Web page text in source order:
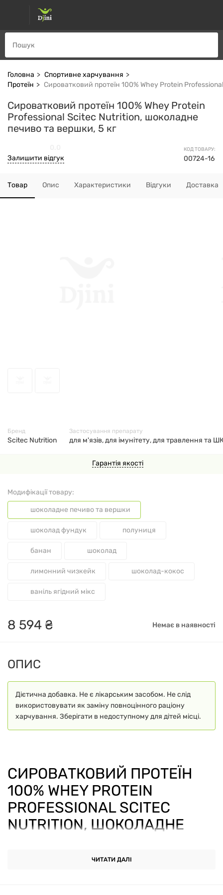
Головна
Спортивне харчування
Протеїн
Сироватковий протеїн 100% Whey Protein
Сироватковий протеїн 100% Whey Protein
Professional Scitec Nutrition, шоколадне
печиво та вершки, 5 кг
КОД ТОВАРУ:
00724-16
Залишити відгук
Товар Опис Характеристики Відгуки Доставка
Гарантія якості
Модифікації товару:
шоколадне печиво та вершки
шоколад фундук полуниця
банан шоколад
лимонний чизкейк шоколад-кокос
ваніль ягідний мікс
8 594 ₴ Немає в наявності
Бренд
Scitec Nutrition
Застосування препарату
для м'язів, для імунітету, для травлення та
ОПИС
Дієтична добавка. Не є лікарським засобом. Не слід
використовувати як заміну повноцінного раціону
харчування. Зберігати в недоступному для дітей місці.
СИРОВАТКОВИЙ ПРОТЕЇН
100% WHEY PROTEIN
PROFESSIONAL SCITEC
NUTRITION, ШОКОЛАДНЕ
ЧИТАТИ ДАЛІ